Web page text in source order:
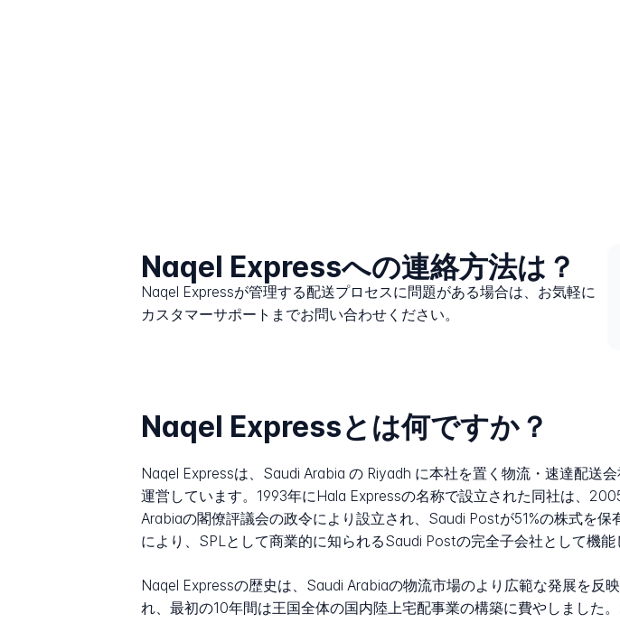
Naqel Expressへの連絡方法は？
Naqel Expressが管理する配送プロセスに問題がある場合は、お気軽に
カスタマーサポートまでお問い合わせください。
Naqel Expressとは何ですか？
Naqel Expressは、Saudi Arabia の Riyadh に本社を置く物流・速達配送
運営しています。1993年にHala Expressの名称で設立された同社は、
Arabiaの閣僚評議会の政令により設立され、Saudi Postが51%の株式を
により、SPLとして商業的に知られるSaudi Postの完全子会社として機能
Naqel Expressの歴史は、Saudi Arabiaの物流市場のより広範な発展を反
れ、最初の10年間は王国全体の国内陸上宅配事業の構築に費やしまし